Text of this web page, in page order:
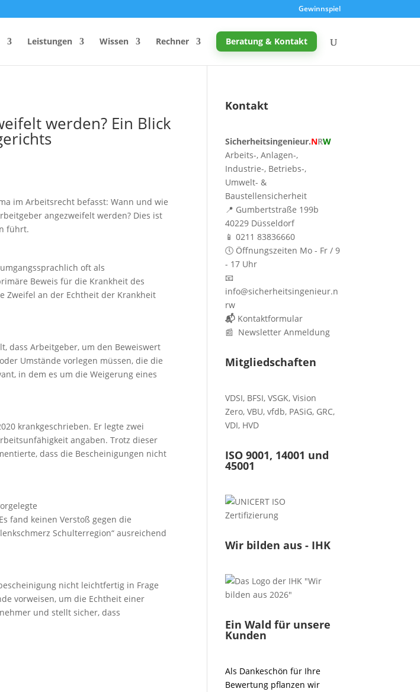
Gewinnspiel
Leistungen Wissen Rechner
Sicherheitsbeauftragter
DGUV
Rechner
& Ladungssicherung
Promille-Rechner
Schreibtischhöhe berechnen
Mutterschutz: Frist berechnen
Taupunkt & Schimmelgefahr
Beratung & Kontakt
werden? Ein Blick
im Arbeitsrecht befasst: Wann und wie
angezweifelt werden? Dies ist
führt.
oft als
Beweis für die Krankheit des
Zweifel an der Echtheit der Krankheit
dass Arbeitgeber, um den Beweiswert
Umstände vorlegen müssen, die die
in dem es um die Weigerung eines
krankgeschrieben. Er legte zwei
angaben. Trotz dieser
dass die Bescheinigungen nicht
fand keinen Verstoß gegen die
Schulterregion“ ausreichend
nicht leichtfertig in Frage
vorweisen, um die Echtheit einer
und stellt sicher, dass
Kontakt
Sicherheitsingenieur.NRW
Arbeits-, Anlagen-,
Industrie-, Betriebs-,
Umwelt- &
Baustellensicherheit
📍 Gumbertstraße 199b
40229 Düsseldorf
📱 0211 83836660
🕔 Öffnungszeiten Mo - Fr / 9
- 17 Uhr
📧
info@sicherheitsingenieur.n
rw
📬 Kontaktformular
📰 Newsletter Anmeldung
Mitgliedschaften
VDSI, BFSI,VSGK,Vision
Zero,VBU,vfdb, PASiG, GRC,
VDI, HVD
ISO 9001, 14001 und
45001
Wir bilden aus - IHK
Ein Wald für unsere
Kunden
Als Dankeschön für Ihre
Bewertung pflanzen wir